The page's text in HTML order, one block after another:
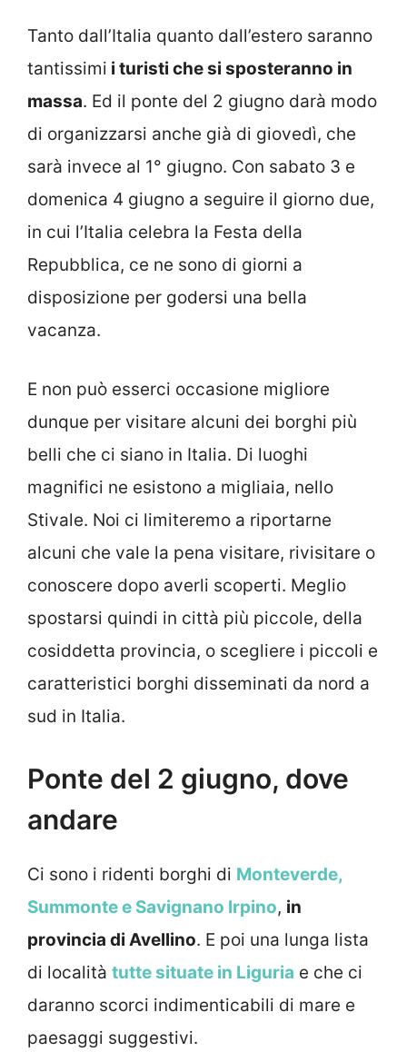
Tanto dall’Italia quanto dall’estero saranno
tantissimi i turisti che si sposteranno in
massa. Ed il ponte del 2 giugno darà modo
di organizzarsi anche già di giovedì, che
sarà invece al 1° giugno. Con sabato 3 e
domenica 4 giugno a seguire il giorno due,
in cui l’Italia celebra la Festa della
Repubblica, ce ne sono di giorni a
disposizione per godersi una bella
vacanza.
E non può esserci occasione migliore
dunque per visitare alcuni dei borghi più
belli che ci siano in Italia. Di luoghi
magnifici ne esistono a migliaia, nello
Stivale. Noi ci limiteremo a riportarne
alcuni che vale la pena visitare, rivisitare o
conoscere dopo averli scoperti. Meglio
spostarsi quindi in città più piccole, della
cosiddetta provincia, o scegliere i piccoli e
caratteristici borghi disseminati da nord a
sud in Italia.
Ponte del 2 giugno, dove
andare
Ci sono i ridenti borghi di Monteverde,
Summonte e Savignano Irpino, in
provincia di Avellino. E poi una lunga lista
di località tutte situate in Liguria e che ci
daranno scorci indimenticabili di mare e
paesaggi suggestivi.